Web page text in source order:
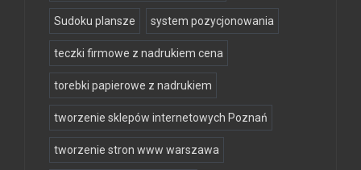
Sudoku plansze system pozycjonowania
teczki firmowe z nadrukiem cena
torebki papierowe z nadrukiem
tworzenie sklepów internetowych Poznań
tworzenie stron www warszawa